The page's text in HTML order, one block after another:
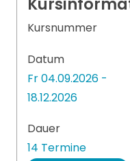
Kursnummer
Datum
Fr 04.09.2026 -
18.12.2026
Dauer
14 Termine